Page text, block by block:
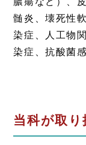
髄炎、壊死性
染症、人工物
染症、抗酸菌
当科が取